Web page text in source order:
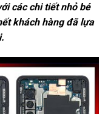
các chi tiết nhỏ bé
khách hàng đã lựa